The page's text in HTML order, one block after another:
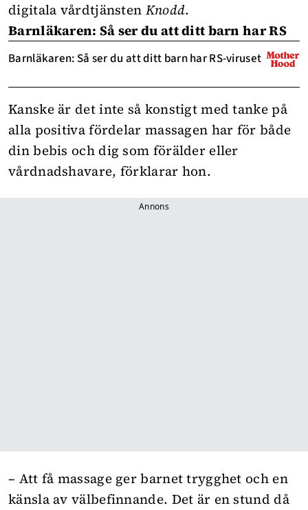
digitala vårdtjänsten Knodd.
Barnläkaren: Så ser du att ditt barn har RS
Barnläkaren: Så ser du att ditt barn har RS-viruset
Kanske är det inte så konstigt med tanke på
alla positiva fördelar massagen har för både
din bebis och dig som förälder eller
vårdnadshavare, förklarar hon.
Annons
– Att få massage ger barnet trygghet och en
känsla av välbefinnande. Det är en stund då